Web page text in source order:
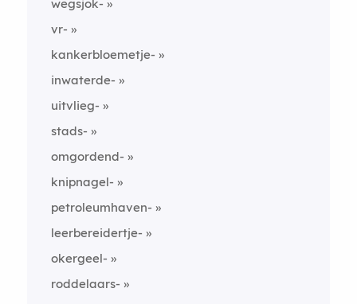
wegsjok-
vr-
kankerbloemetje-
inwaterde-
uitvlieg-
stads-
omgordend-
knipnagel-
petroleumhaven-
leerbereidertje-
okergeel-
roddelaars-